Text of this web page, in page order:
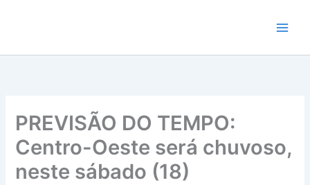
conteúdo
PREVISÃO DO TEMPO:
Centro-Oeste será chuvoso,
neste sábado (18)